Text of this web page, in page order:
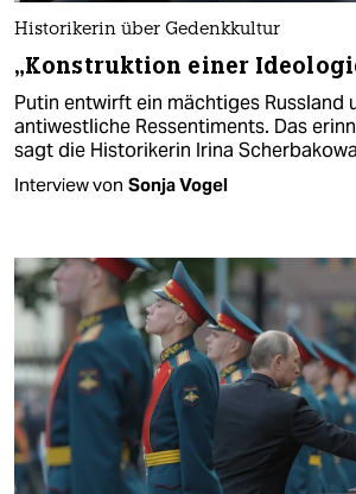
Historikerin über Gedenkkultur
„Konstruktion einer
Putin entwirft ein mächtiges Russland
antiwestliche Ressentiments. Das
sagt die Historikerin Irina
Interview von Sonja Vogel